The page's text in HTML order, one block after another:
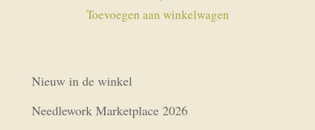
Toevoegen aan winkelwagen
Nieuw in de winkel
Needlework Marketplace 2026